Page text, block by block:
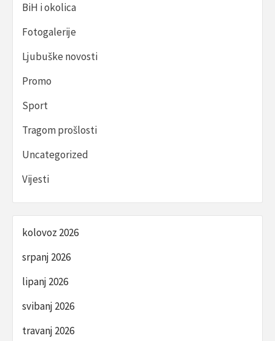
BiH i okolica
Fotogalerije
Ljubuške novosti
Promo
Sport
Tragom prošlosti
Uncategorized
Vijesti
kolovoz 2026
srpanj 2026
lipanj 2026
svibanj 2026
travanj 2026